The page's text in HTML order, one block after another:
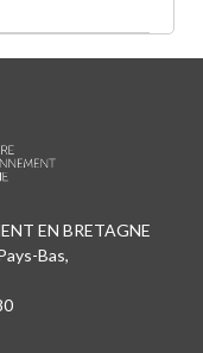
EN BRETAGNE
Bas,